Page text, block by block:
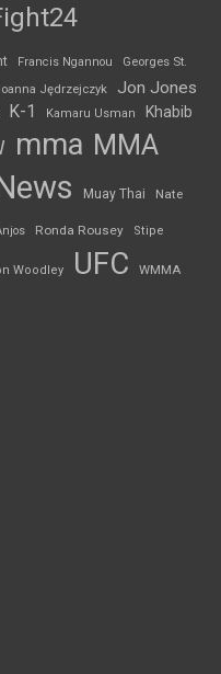
Francis Ngannou
Georges St.
Jędrzejczyk Jon Jones
K-1 Kamaru Usman Khabib
mma MMA
Muay Thai Nate
Ronda Rousey Stipe
Woodley UFC WMMA